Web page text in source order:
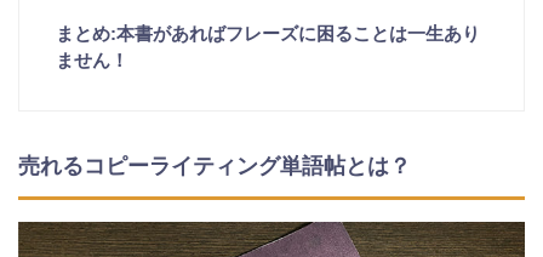
まとめ:本書があればフレーズに困ることは一生あり
ません！
売れるコピーライティング単語帖とは？